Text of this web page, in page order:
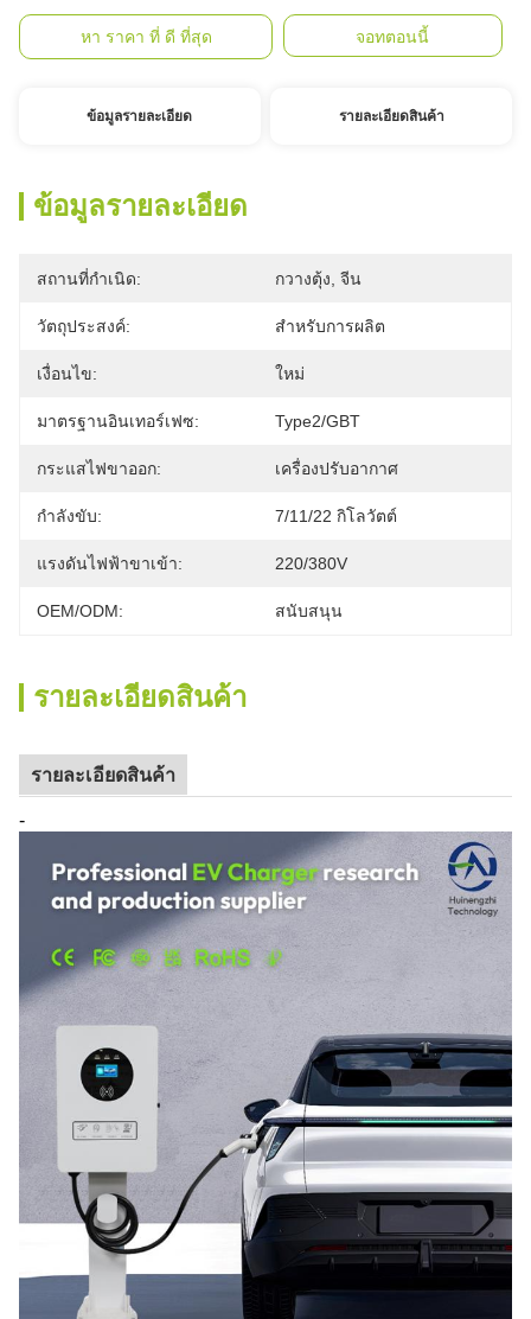
หา ราคา ที่ ดี ที่สุด จอทตอนนี้
ข้อมูลรายละเอียด รายละเอียดสินค้า
ข้อมูลรายละเอียด
สถานที่กำเนิด: กวางตุ้ง, จีน
วัตถุประสงค์: สำหรับการผลิต
เงื่อนไข: ใหม่
มาตรฐานอินเทอร์เฟซ: Type2/GBT
กระแสไฟขาออก: เครื่องปรับอากาศ
กำลังขับ: 7/11/22 กิโลวัตต์
แรงดันไฟฟ้าขาเข้า: 220/380V
OEM/ODM: สนับสนุน
รายละเอียดสินค้า
รายละเอียดสินค้า
-